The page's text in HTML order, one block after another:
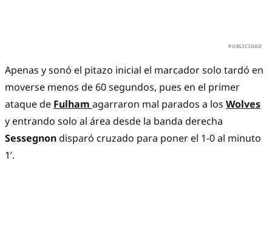
Apenas y sonó el pitazo inicial el marcador solo tardó en
moverse menos de 60 segundos, pues en el primer
ataque de Fulham agarraron mal parados a los Wolves
y entrando solo al área desde la banda derecha
Sessegnondisparó cruzado para poner el 1-0 al minuto
1’.